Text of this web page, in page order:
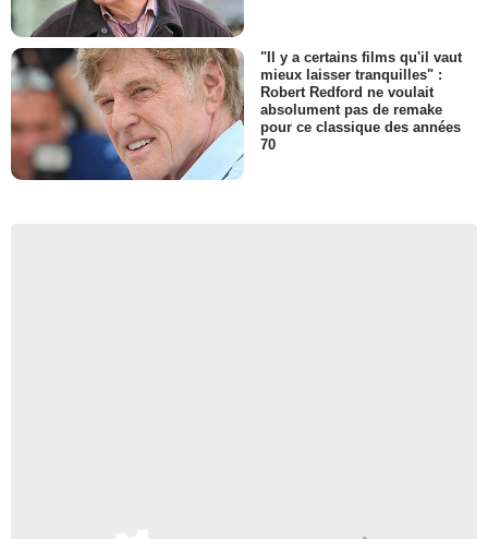
"Il y a certains films qu'il vaut
mieux laisser tranquilles" :
Robert Redford ne voulait
absolument pas de remake
pour ce classique des années
70